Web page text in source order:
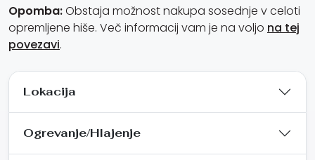
Opomba:Obstaja možnost nakupa sosednje v celoti
opremljene hiše. Več informacij vam je na voljo na tej
povezavi.
Lokacija
Ogrevanje/Hlajenje